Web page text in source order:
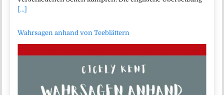
[...]
Wahrsagen anhand von Teeblättern